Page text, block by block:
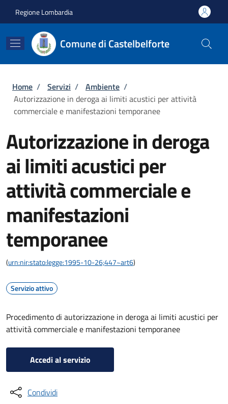
Regione Lombardia
Comune di Castelbelforte
Briciole di pane
Home / Servizi / Ambiente /
Autorizzazione in deroga ai limiti acustici per attività
commerciale e manifestazioni temporanee
Autorizzazione in deroga
ai limiti acustici per
attività commerciale e
manifestazioni
temporanee
(urn:nir:stato:legge:1995-10-26;447~art6)
Servizio attivo
Procedimento di autorizzazione in deroga ai limiti acustici per
attività commerciale e manifestazioni temporanee
Accedi al servizio
Condividi